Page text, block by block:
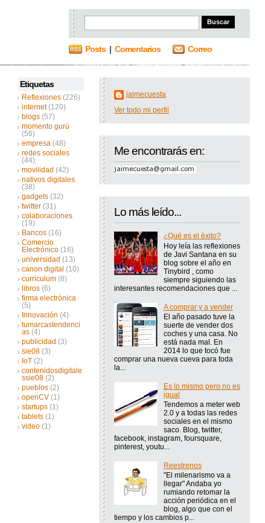
Posts| Comentarios Correo
Etiquetas
Reflexiones (226)
internet (120)
blogs (57)
momento gurú
(56)
empresa (48)
redes sociales
(44)
movilidad (42)
nativos digitales
(38)
gadgets (32)
twitter (31)
colaboraciones
(19)
Bancos (16)
Comercio
Electrónico (16)
universidad (13)
canon digital (10)
curriculum (8)
libros (6)
firma electrónica
(5)
Innovación (4)
tumarcastendenci
as (4)
publicidad (3)
sie08 (3)
IoT (2)
contenidosdigitale
ssie08 (2)
pueblos (2)
openCV (1)
startups (1)
tablets (1)
video (1)
jaimecuesta
Ver todo mi perfil
Me encontrarás en:
Lo más leído...
¿Qué es el éxito?
Hoy leía las reflexiones
de Javi Santana en su
blog sobre el año en
Tinybird , como
siempre siguiendo las
interesantes recomendaciones que ...
A comprar y a vender
El año pasado tuve la
suerte de vender dos
coches y una casa. No
está nada mal. En
2014 lo que tocó fue
comprar una nueva cueva para toda
la...
Es lo mismo pero no es
igual
Tendemos a meter web
2.0 y a todas las redes
sociales en el mismo
saco. Blog, twitter,
facebook, instagram, foursquare,
pinterest, youtu...
Reestrenos
"El milenarismo va a
llegar" Andaba yo
rumiando retomar la
acción periódica en el
blog, algo que con el
tiempo y los cambios p...